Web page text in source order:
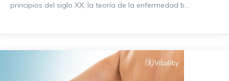
principios del siglo XX, la teoría de la enfermedad b...